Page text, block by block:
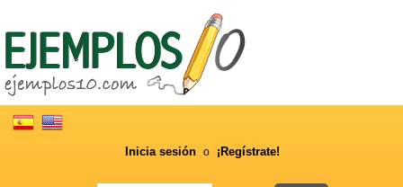
Inicia sesión o ¡Regístrate!